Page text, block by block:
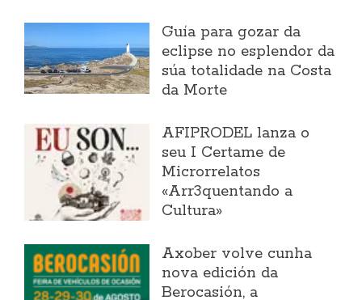
Guía para gozar da
eclipse no esplendor da
súa totalidade na Costa
da Morte
AFIPRODEL lanza o
seu I Certame de
Microrrelatos
«Arr3quentando a
Cultura»
Axober volve cunha
nova edición da
Berocasión, a